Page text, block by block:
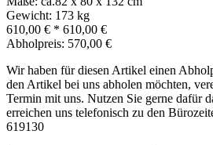
Gewicht: 173 kg
610,00 € * 610,00 €
Abholpreis: 570,00 €
Wir haben für diesen Artikel einen
den Artikel bei uns abholen möchten,
Termin mit uns. Nutzen Sie gerne dafür
erreichen uns telefonisch zu den
619130